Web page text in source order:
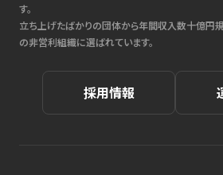
す。
立ち上げたばかりの団体から年間収入数十億円
の非営利組織に選ばれています。
採用情報